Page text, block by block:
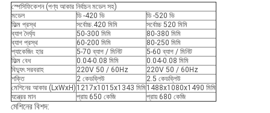
স্পেসিফিকেশন (পণ্য আকার নির্বাচন মডেল সহ)
মডেল
ডি -420 ভি
ডি -520 ভি
ফিল্ম প্রস্থ
সর্বোচ্চ.420 মিমি
সর্বোচ্চ 520 মিমি
ব্যাগ দৈর্ঘ্য
50-300 মিমি
80-380 মিমি
ব্যাগ প্রস্থ
60-200 মিমি
80-250 মিমি
প্যাকেজিং হার
5-70 ব্যাগ / মিনিট
5-60 ব্যাগ / মিনিট
ফিল্ম বেধ
0.04-0.08 মিমি
0.04-0.08 মিমি
বিদ্যুৎ সরবরাহ
220V 50 / 60Hz
220V 50 / 60Hz
শক্তি
2 কেডব্লিউ
2.5 কেডব্লিউ
মেশিনের আকার (LxWxH) 1217x1015x1343 মিমি1488x1080x1490 মিমি
যন্ত্রের মান
প্রায় 650 কেজি প্রায় 680 কেজি
মেশিনের বিশদ: